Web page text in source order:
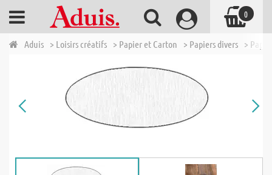
Aduis > Loisirs créatifs > Papier et Carton > Papiers divers >
0